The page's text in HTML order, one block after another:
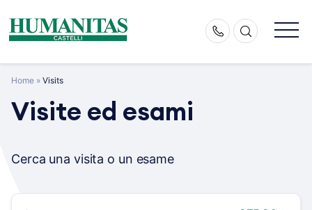
content
Home » Visits
Visite ed esami
Cerca una visita o un esame